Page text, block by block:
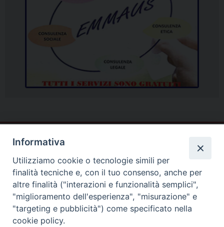
Informativa
Utilizziamo cookie o tecnologie simili per
finalità tecniche e, con il tuo consenso, anche per
altre finalità ("interazioni e funzionalità semplici",
"miglioramento dell'esperienza", "misurazione" e
"targeting e pubblicità") come specificato nella
cookie policy.